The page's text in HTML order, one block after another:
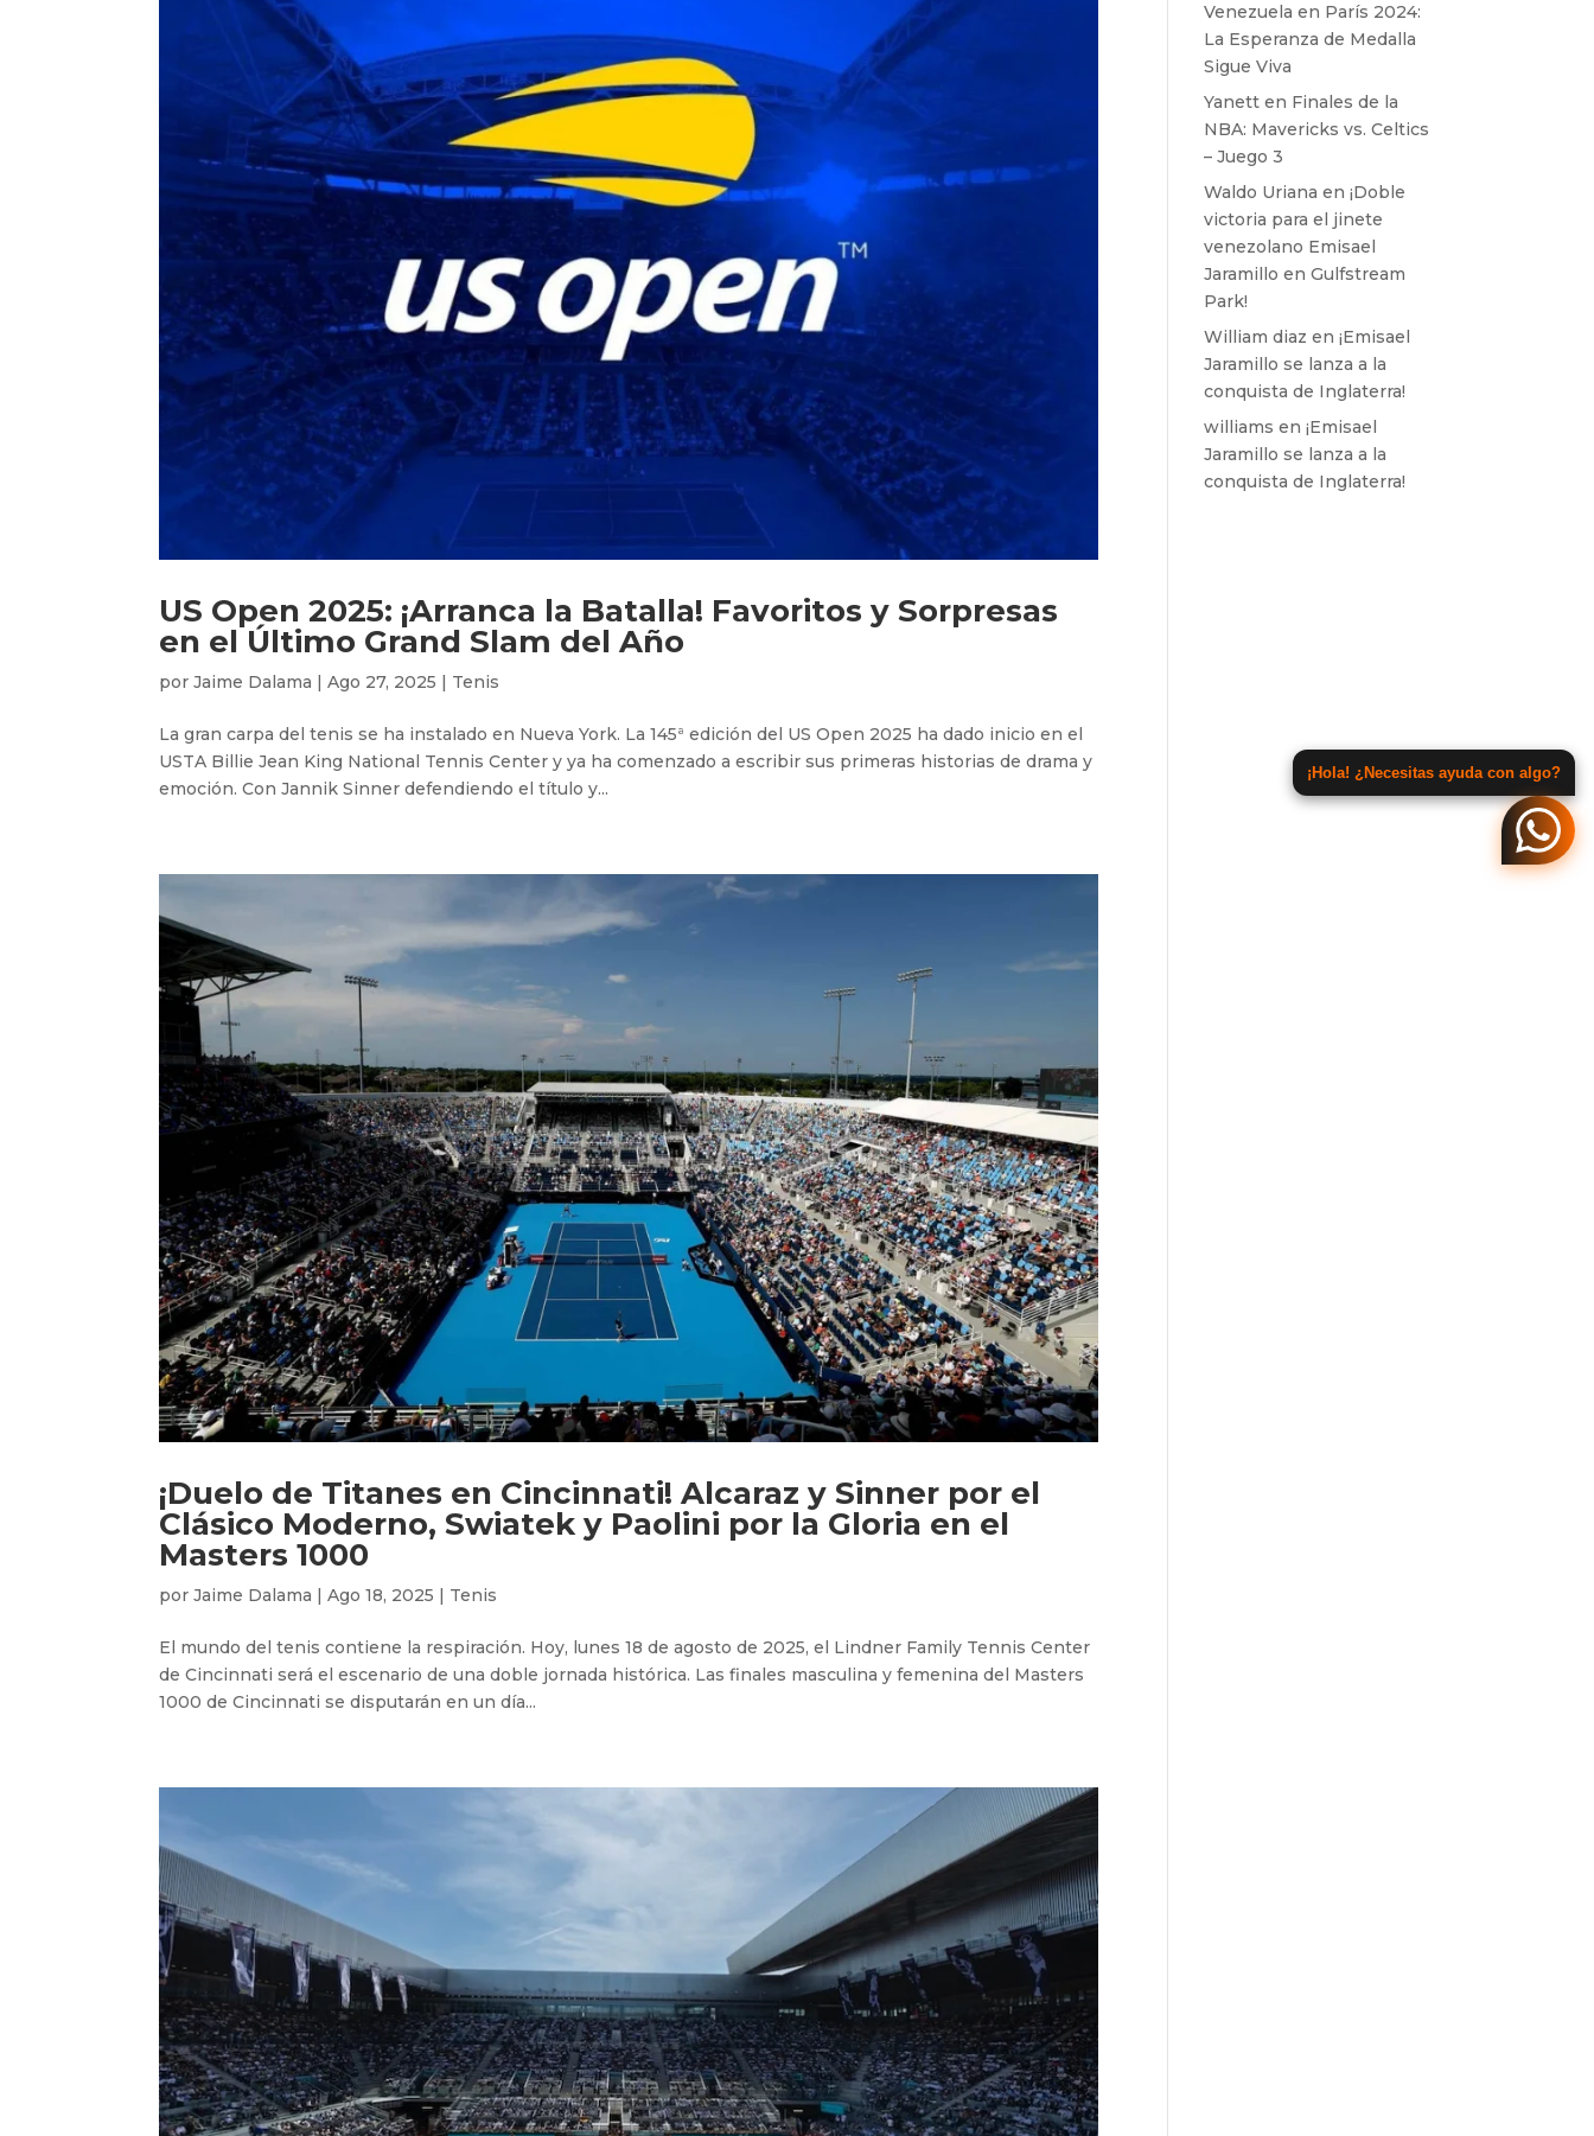
US Open 2025: ¡Arranca la Batalla! Favoritos y Sorpresas
en el Último Grand Slam del Año
porJaime Dalama |Ago 27, 2025 | Tenis
La gran carpa del tenis se ha instalado en Nueva York. La 145ª edición del US Open 2025 ha dado inicio en el
USTA Billie Jean King National Tennis Center y ya ha comenzado a escribir sus primeras historias de drama y
emoción. Con Jannik Sinner defendiendo el título y...
¡Duelo de Titanes en Cincinnati! Alcaraz y Sinner por el
Clásico Moderno, Swiatek y Paolini por la Gloria en el
Masters 1000
porJaime Dalama |Ago 18, 2025 | Tenis
El mundo del tenis contiene la respiración. Hoy, lunes 18 de agosto de 2025, el Lindner Family Tennis Center
de Cincinnati será el escenario de una doble jornada histórica. Las finales masculina y femenina del Masters
1000 de Cincinnati se disputarán en un día...
Venezuela en París 2024:
La Esperanza de Medalla
Sigue Viva
Yanett en Finales de la
NBA: Mavericks vs. Celtics
– Juego 3
Waldo Uriana en¡Doble
victoria para el jinete
venezolano Emisael
Jaramillo en Gulfstream
Park!
William diaz en¡Emisael
Jaramillo se lanza a la
conquista de Inglaterra!
williams en¡Emisael
Jaramillo se lanza a la
conquista de Inglaterra!
¡Hola! ¿Necesitas ayuda con algo?